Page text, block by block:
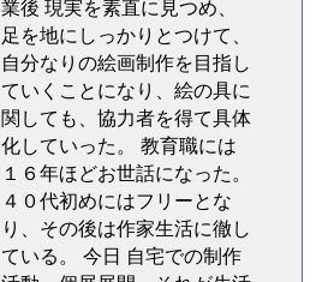
業後 現実を素直に見つめ、
足を地にしっかりとつけて、
自分なりの絵画制作を目指し
ていくことになり、絵の具に
関しても、協力者を得て具体
化していった。 教育職には
１６年ほどお世話になった。
４０代初めにはフリーとな
り、その後は作家生活に徹し
ている。 今日 自宅での制作